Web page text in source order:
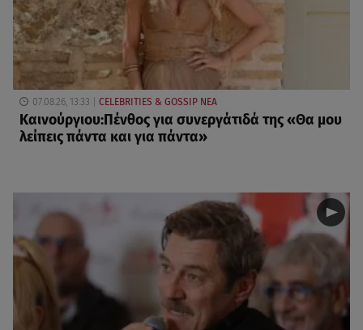
07.08.26, 13:33 CELEBRITIES & GOSSIP ΝΕΑ
Καινούργιου:Πένθος για συνεργάτιδά της «Θα μου
λείπεις πάντα και για πάντα»